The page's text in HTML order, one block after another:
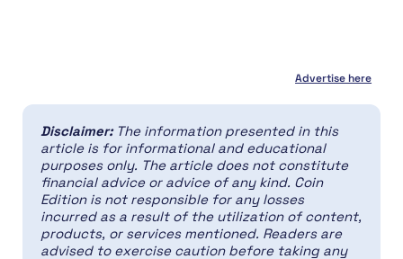
Advertise here
Disclaimer: The information presented in this
article is for informational and educational
purposes only. The article does not constitute
financial advice or advice of any kind. Coin
Edition is not responsible for any losses
incurred as a result of the utilization of content,
products, or services mentioned. Readers are
advised to exercise caution before taking any